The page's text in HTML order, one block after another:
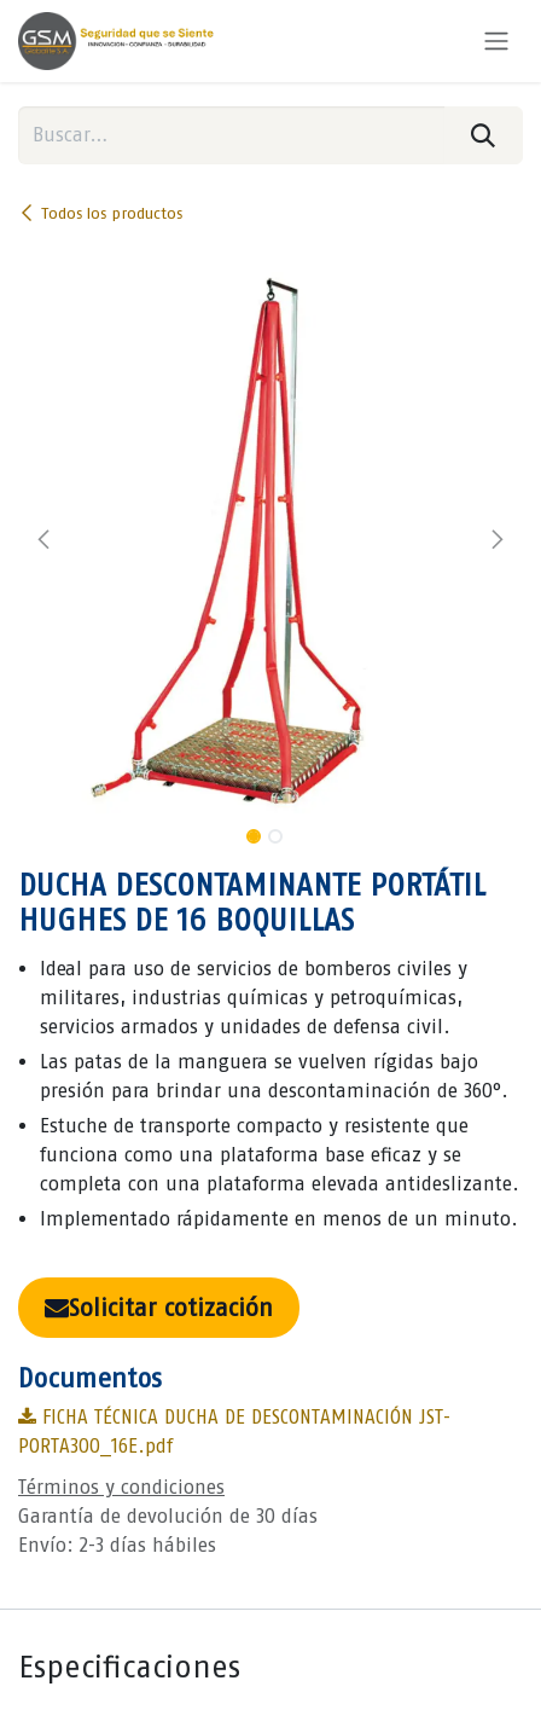
Ir al contenido
Todos los productos
DUCHA DESCONTAMINANTE PORTÁTIL
HUGHES DE 16 BOQUILLAS
Ideal para uso de servicios de bomberos civiles y
militares, industrias químicas y petroquímicas,
servicios armados y unidades de defensa civil.
Las patas de la manguera se vuelven rígidas bajo
presión para brindar una descontaminación de 360°.
Estuche de transporte compacto y resistente que
funciona como una plataforma base eficaz y se
completa con una plataforma elevada antideslizante.
Implementado rápidamente en menos de un minuto.
Solicitar cotización
Documentos
FICHA TÉCNICA DUCHA DE DESCONTAMINACIÓN JST-
PORTA300_16E.pdf
Términos y condiciones
Garantía de devolución de 30 días
Envío: 2-3 días hábiles
Especificaciones